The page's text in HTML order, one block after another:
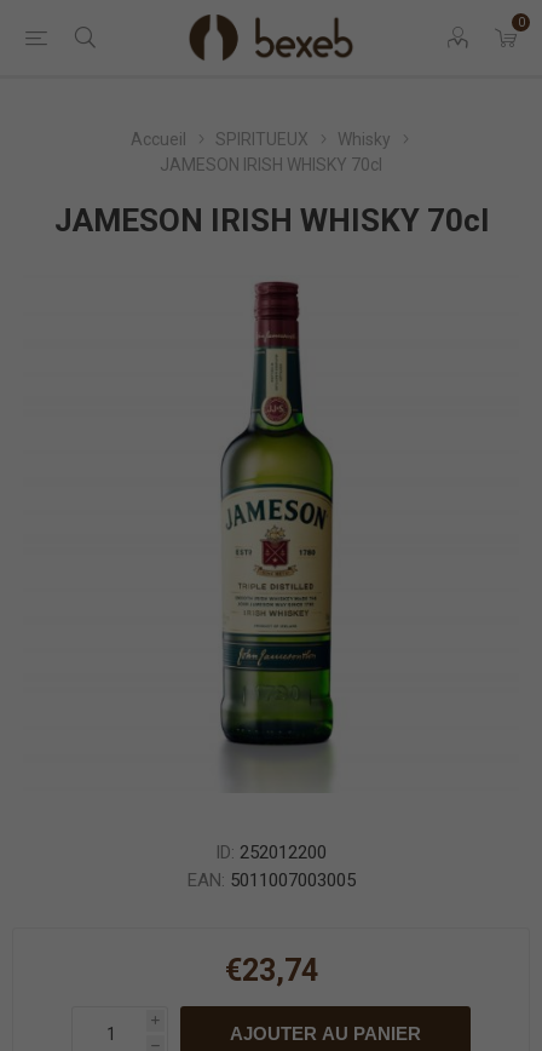
0
Accueil SPIRITUEUX
Whisky
JAMESON IRISH WHISKY 70cl
JAMESON IRISH WHISKY 70cl
ID: 252012200
EAN: 5011007003005
€23,74
i
h
AJOUTER AU PANIER